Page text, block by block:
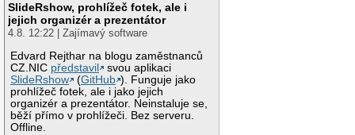
SlideRshow, prohlížeč fotek, ale i
jejich organizér a prezentátor
4.8. 12:22 | Zajímavý software
Edvard Rejthar na blogu zaměstnanců
CZ.NIC představil
svou aplikaci
SlideRshow
(GitHub ). Funguje jako
prohlížeč fotek, ale i jako jejich
organizér a prezentátor. Neinstaluje se,
běží přímo v prohlížeči. Bez serveru.
Offline.